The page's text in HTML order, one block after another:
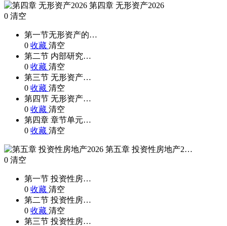
第四章 无形资产2026
0 清空
第一节无形资产的…
0 收藏 清空
第二节 内部研究…
0 收藏 清空
第三节 无形资产…
0 收藏 清空
第四节 无形资产…
0 收藏 清空
第四章 章节单元…
0 收藏 清空
第五章 投资性房地产2…
0 清空
第一节 投资性房…
0 收藏 清空
第二节 投资性房…
0 收藏 清空
第三节 投资性房…